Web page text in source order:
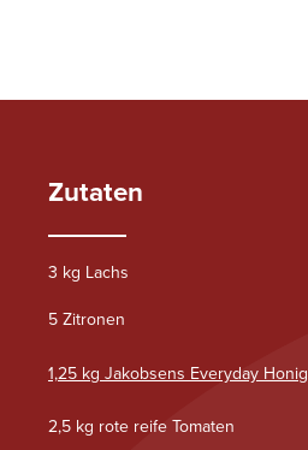
Zutaten
3 kg Lachs
5 Zitronen
1,25 kg Jakobsens Everyday Honig
2,5 kg rote reife Tomaten